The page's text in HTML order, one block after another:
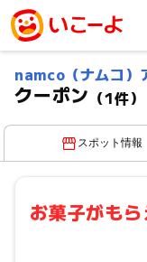
namco（ナムコ）
クーポン （1件）
スポット情報
お菓子がも